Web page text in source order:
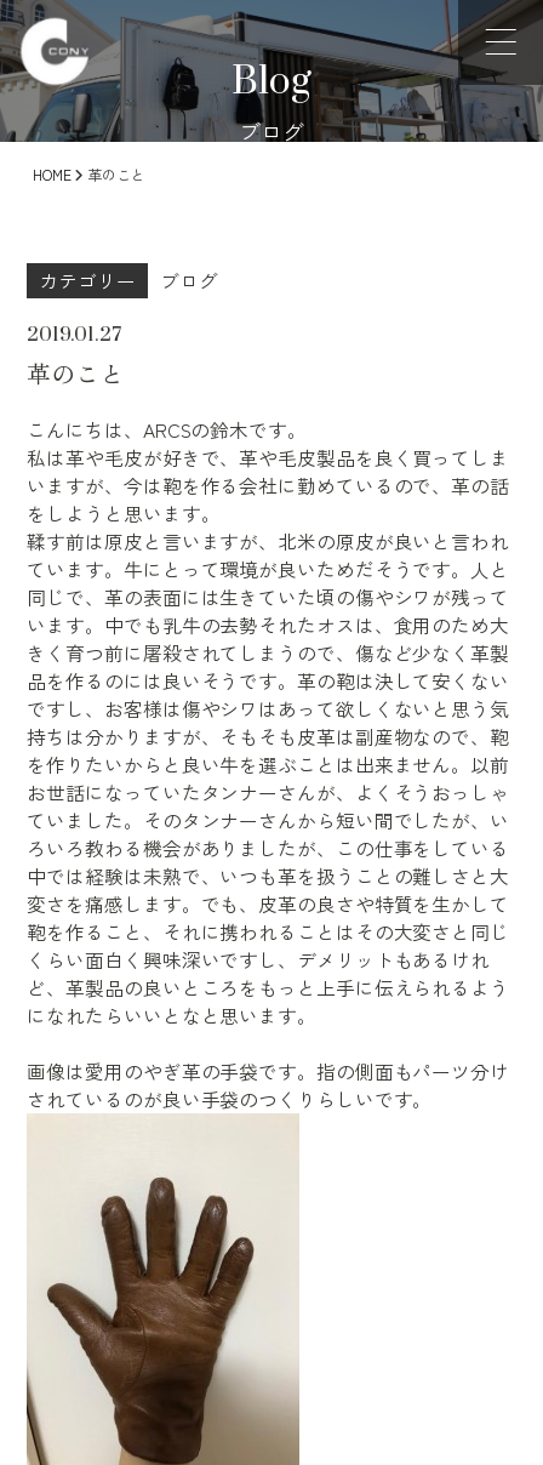
Blog
ブログ
HOME 革のこと
カテゴリー ブログ
2019.01.27
革のこと
こんにちは、ARCSの鈴木です。
私は革や毛皮が好きで、革や毛皮製品を良く買ってしま
いますが、今は鞄を作る会社に勤めているので、革の話
をしようと思います。
鞣す前は原皮と言いますが、北米の原皮が良いと言われ
ています。 牛にとって環境が良いためだそうです。 人と
同じで、革の表面に は生きていた頃の傷やシワが残って
います。中でも乳牛の去勢それたオスは、食用のため大
きく育つ前に屠殺されてしまうので、傷な ど少なく革製
品を作るのには良いそうです。革の鞄は決して安くない
ですし、お客様は傷やシワはあって欲しくないと思う気
持ちは分かりますが、そもそも皮革は副産物なので、鞄
を作りたいからと良い牛を選ぶことは出来ません。以前
お世話になっていたタンナーさんが、よくそうおっしゃ
ていました。 そのタンナーさんから短い間でしたが、い
ろいろ教わる機会がありましたが、この仕事をしている
中では経験は未熟で、いつも革を扱うことの難しさと大
変さを痛感します。でも、皮革の良さや特質を生かして
鞄を作るこ と、それに携われることはその大変さと同じ
くらい面白く興味深いですし、デメリットもあるけれ
ど、革製品の良いところをもっと上手に伝えられるよう
になれたらいいとなと思います。
画像は愛用のやぎ革の手袋です。指の側面もパーツ分け
されているのが良い手袋のつくりらしいです。